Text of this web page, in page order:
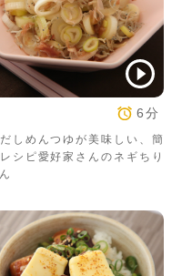
6分
しめんつゆが美味しい、簡
シピ愛好家さんのネギちり